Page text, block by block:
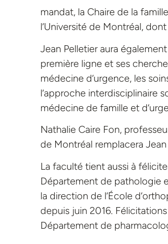
mandat, la Chaire de la
l’Université de Montréal,
Jean Pelletier aura
première ligne et ses
médecine d’urgence, les
l’approche interdisciplinaire
médecine de famille et
Nathalie Caire Fon,
de Montréal remplacera
La faculté tient aussi à
Département de pathologie
la direction de l’École
depuis juin 2016.
Département de